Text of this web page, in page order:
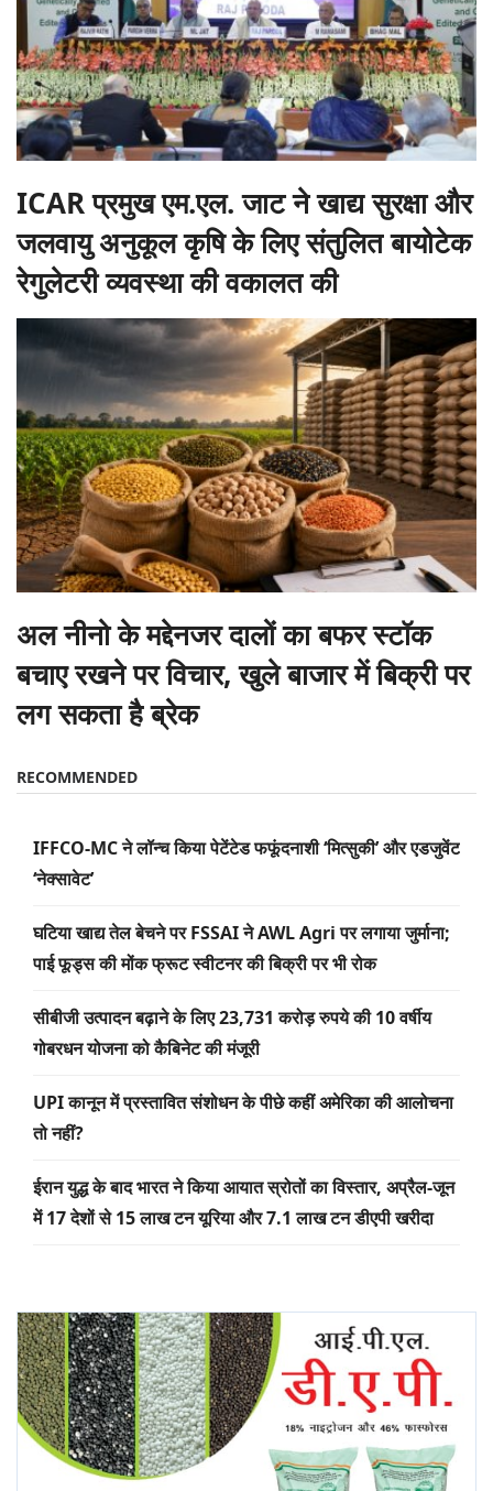
ICAR प्रमुख एम.एल. जाट ने खाद्य सुरक्षा और
जलवायु अनुकूल कृषि के लिए संतुलित बायोटेक
रेगुलेटरी व्यवस्था की वकालत की
अल नीनो के मद्देनजर दालों का बफर स्टॉक
बचाए रखने पर विचार, खुले बाजार में बिक्री पर
लग सकता है ब्रेक
RECOMMENDED
IFFCO-MC ने लॉन्च किया पेटेंटेड फफूंदनाशी ‘मित्सुकी’ और एडजुवेंट
‘नेक्सावेट’
घटिया खाद्य तेल बेचने पर FSSAI ने AWL Agri पर लगाया जुर्माना;
पाई फूड्स की मोंक फ्रूट स्वीटनर की बिक्री पर भी रोक
सीबीजी उत्पादन बढ़ाने के लिए 23,731 करोड़ रुपये की 10 वर्षीय
गोबरधन योजना को कैबिनेट की मंजूरी
UPI कानून में प्रस्तावित संशोधन के पीछे कहीं अमेरिका की आलोचना
तो नहीं?
ईरान युद्ध के बाद भारत ने किया आयात स्रोतों का विस्तार, अप्रैल-जून
में 17 देशों से 15 लाख टन यूरिया और 7.1 लाख टन डीएपी खरीदा